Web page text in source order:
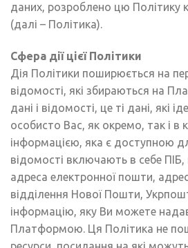
даних, розроблено цю Політику
(далі – Політика).
Сфера дії цієї Політики
Дія Політики поширюється на
відомості, які збираються на
дані і відомості, це ті дані, які
особисто Вас, як окремо, так і в
інформацією, яка є доступною
відомості включають в себе
адреса електронної пошти,
відділення Нової Пошти,
інформацію, яку Ви можете
Платформою. Ця Політика не